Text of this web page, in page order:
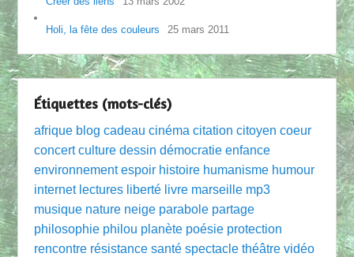
Holi, la fête des couleurs 25 mars 2011
Étiquettes (mots-clés)
afrique blog cadeau cinéma citation citoyen coeur
concert culture dessin démocratie enfance
environnement espoir histoire humanisme humour
internet lectures liberté livre marseille mp3
musique nature neige parabole partage
philosophie philou planète poésie protection
rencontre résistance santé spectacle théâtre vidéo